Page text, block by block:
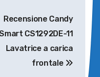
Recensione Candy
CS1292DE-11
Lavatrice a carica
frontale